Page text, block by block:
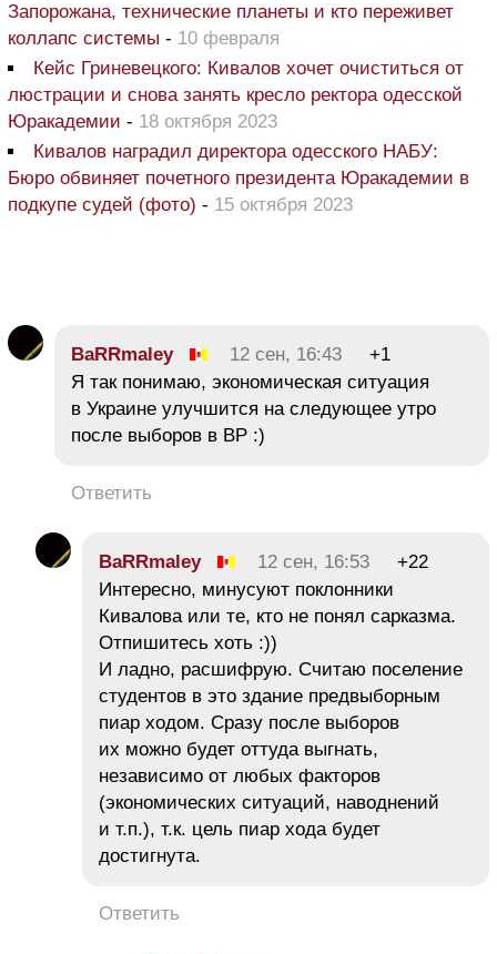
Запорожана, технические планеты и кто переживет
коллапс системы - 10 февраля
Кейс Гриневецкого: Кивалов хочет очиститься от
люстрации и снова занять кресло ректора одесской
Юракадемии - 18 октября 2023
Кивалов наградил директора одесского НАБУ:
Бюро обвиняет почетного президента Юракадемии в
подкупе судей (фото) - 15 октября 2023
BaRRmaley 12 сен, 16:43
+1
Я так понимаю, экономическая ситуация
в Украине улучшится на следующее утро
после выборов в ВР :)
Ответить
BaRRmaley 12 сен, 16:53
+22
Интересно, минусуют поклонники
Кивалова или те, кто не понял сарказма.
Отпишитесь хоть :))
И ладно, расшифрую. Считаю поселение
студентов в это здание предвыборным
пиар ходом. Сразу после выборов
их можно будет оттуда выгнать,
независимо от любых факторов
(экономических ситуаций, наводнений
и т.п.), т.к. цель пиар хода будет
достигнута.
Ответить